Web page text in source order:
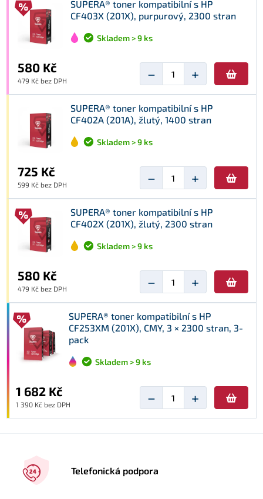
SUPERA® toner kompatibilní s HP
CF403X (201X), purpurový, 2300 stran
Skladem > 9 ks
580 Kč
479 Kč bez DPH − +
SUPERA® toner kompatibilní s HP
CF402A (201A), žlutý, 1400 stran
Skladem > 9 ks
725 Kč
599 Kč bez DPH − +
SUPERA® toner kompatibilní s HP
CF402X (201X), žlutý, 2300 stran
Skladem > 9 ks
580 Kč
479 Kč bez DPH − +
SUPERA® toner kompatibilní s HP
CF253XM (201X), CMY, 3 × 2300 stran, 3-
pack
Skladem > 9 ks
1 682 Kč
1 390 Kč bez DPH − +
Telefonická podpora